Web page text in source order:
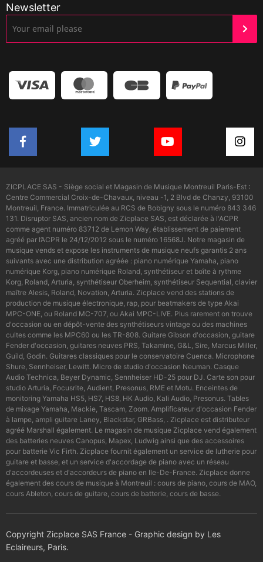
Newsletter
ZICPLACE SAS - Siège social et Magasin de Musique Montreuil Paris-Est :
Centre Commercial Croix-de-Chavaux, niveau -1, 2 Blvd de Chanzy, 93100
Montreuil, France. Immatriculée au RCS de Bobigny sous le numéro 843 346
131. Disruptor SAS, ancien nom de Zicplace SAS, est déclarée à l'ACPR
comme agent numéro 83712 de Lemon Way, établissement de paiement
agréé par l’ACPR le 24/12/2012 sous le numéro 16568J. Notre magasin de
musique vends et expose les instruments de musique neufs garantis 2 ans
suivants avec une distribution agréée : piano numérique Yamaha, piano
numérique Korg, piano numérique Roland, synthétiseur et boîte à rythme
Korg, Roland, Arturia, synthétiseur Oberheim, synthétiseur Sequential, clavier
maître Alesis, Roland, Novation, Arturia. Zicplace vend des stations de
production de musique électronique, rap, pour beatmakers de type Akai
MPC-ONE, ou Roland MC-707, ou Akai MPC-LIVE. Plus rarement on trouve
d'occasion ou en dépôt-vente des synthétiseurs vintage ou des machines
cultes comme les MPC60 ou les TR-808. Guitare Gibson d'occasion, guitare
Fender d'occasion, guitares neuves PRS, Takamine, G&L, Sire, Marcus Miller,
Guild, Godin. Guitares classiques pour le conservatoire Cuenca. Microphone
Shure, Sennheiser, Lewitt. Micro de studio d'occasion Neuman. Casque
Audio Technica, Beyer Dynamic, Sennheiser HD-25 pour DJ. Carte son pour
studio Arturia, Focusrite, Audient, Presonus, RME et Motu. Enceintes de
monitoring Yamaha HS5, HS7, HS8, HK Audio, Kali Audio, Presonus. Tables
de mixage Yamaha, Mackie, Tascam, Zoom. Amplificateur d'occasion Fender
à lampe, ampli guitare Laney, Blackstar, GRBass, . Zicplace est distributeur
agréé Marshall également. Le magasin de musique Zicplace vend également
des batteries neuves Canopus, Mapex, Ludwig ainsi que des accessoires
pour batterie Vic Firth. Zicplace fournit également un service de lutherie pour
guitare et basse, et un service d'accordage de piano avec un réseau
d'accordeuses et d'accordeurs de piano en Ile-De-France. Zicplace donne
également des cours de musique à Montreuil : cours de piano, cours de MAO,
cours Ableton, cours de guitare, cours de batterie, cours de basse.
Copyright Zicplace SAS France - Graphic design by Les
Eclaireurs, Paris.